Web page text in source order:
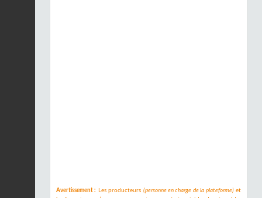
Avertissement : Les producteurs (personne en charge de la plateforme)et